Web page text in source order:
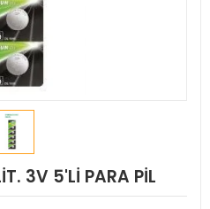
3V 5'Lİ PARA PİL